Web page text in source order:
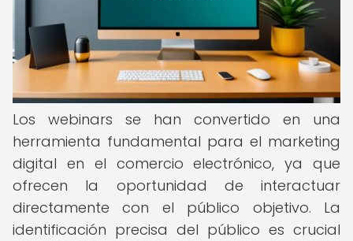
Los webinars se han convertido en una
herramienta fundamental para el marketing
digital en el comercio electrónico, ya que
ofrecen la oportunidad de interactuar
directamente con el público objetivo. La
identificación precisa del público es crucial